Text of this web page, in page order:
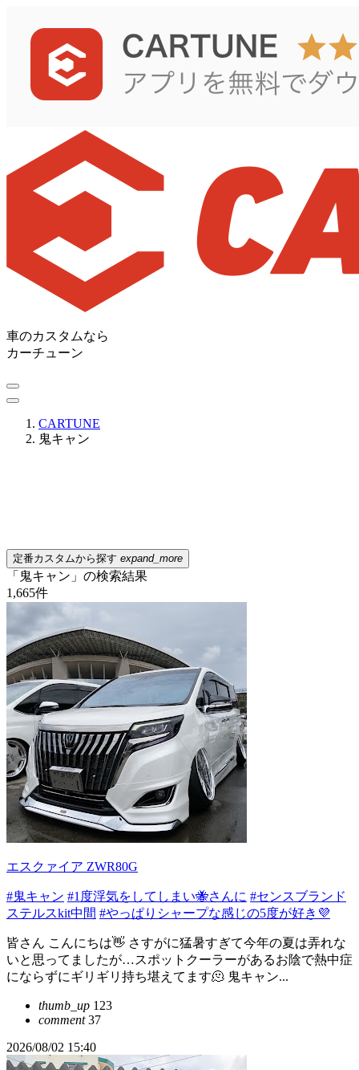
車のカスタムなら
カーチューン
CARTUNE
鬼キャン
定番カスタムから探す expand_more
「鬼キャン」の検索結果
1,665件
エスクァイア ZWR80G
#鬼キャン #1度浮気をしてしまい🐝さんに #センスブランド
ステルスkit中間 #やっぱりシャープな感じの5度が好き💜
皆さん こんにちは👋 さすがに猛暑すぎて今年の夏は弄れな
いと思ってましたが…スポットクーラーがあるお陰で熱中症
にならずにギリギリ持ち堪えてます🫠 鬼キャン...
thumb_up 123
comment37
2026/08/02 15:40